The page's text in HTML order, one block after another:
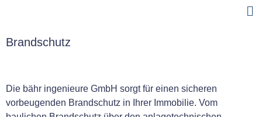
Brandschutz
Die bähr ingenieure GmbH sorgt für einen sicheren
vorbeugenden Brandschutz in Ihrer Immobilie. Vom